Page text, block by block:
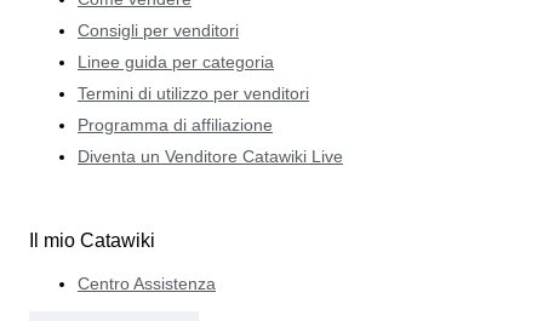
Consigli per venditori
Linee guida per categoria
Termini di utilizzo per venditori
Programma di affiliazione
Diventa un Venditore Catawiki Live
Il mio Catawiki
Centro Assistenza